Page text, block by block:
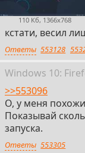
110 Кб, 1366x768
кстати, весил
Ответы 553128
Windows 10:
>>553096
О, у меня
Показывай
запуска.
Ответы 553305